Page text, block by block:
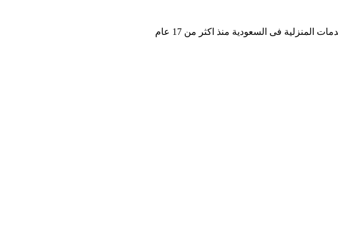
فى السعودية منذ اكثر من 17 عام